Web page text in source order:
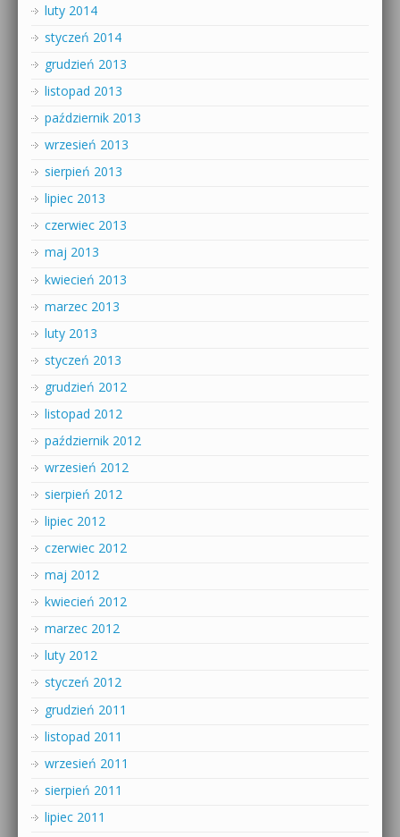
luty 2014
styczeń 2014
grudzień 2013
listopad 2013
październik 2013
wrzesień 2013
sierpień 2013
lipiec 2013
czerwiec 2013
maj 2013
kwiecień 2013
marzec 2013
luty 2013
styczeń 2013
grudzień 2012
listopad 2012
październik 2012
wrzesień 2012
sierpień 2012
lipiec 2012
czerwiec 2012
maj 2012
kwiecień 2012
marzec 2012
luty 2012
styczeń 2012
grudzień 2011
listopad 2011
wrzesień 2011
sierpień 2011
lipiec 2011